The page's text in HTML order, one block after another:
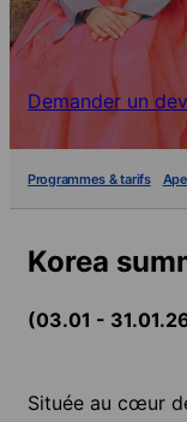
Demander un
Programmes & tarifs
Korea
(03.01 -
Située au cœur